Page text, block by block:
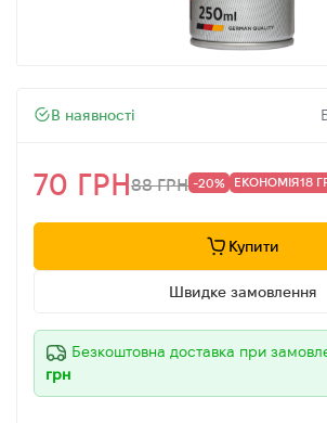
В наявності
70 ГРН88 ГРН -20% ЕКОНОМІЯ18
Купити
Швидке замовлення
Безкоштовна доставка при
грн